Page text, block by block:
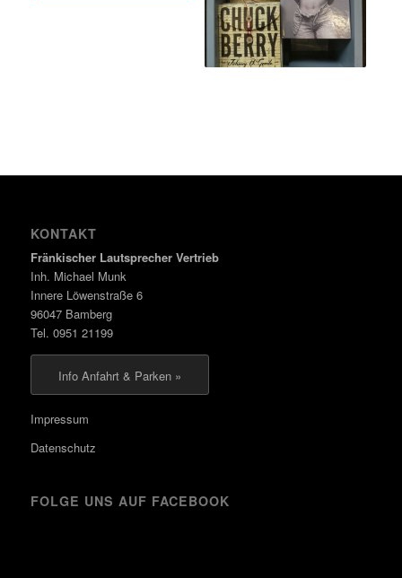
KONTAKT
Fränkischer Lautsprecher Vertrieb
Inh. Michael Munk
Innere Löwenstraße 6
96047 Bamberg
Tel. 0951 21199
Info Anfahrt & Parken »
Impressum
Datenschutz
FOLGE UNS AUF FACEBOOK